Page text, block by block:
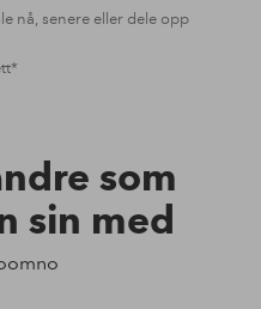
nå, senere eller dele opp
som
sin med